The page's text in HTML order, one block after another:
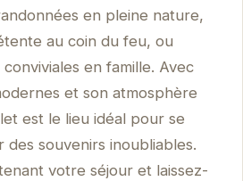
en pleine nature,
au coin du feu, ou
en famille. Avec
et son atmosphère
est le lieu idéal pour se
souvenirs inoubliables.
votre séjour et laissez-